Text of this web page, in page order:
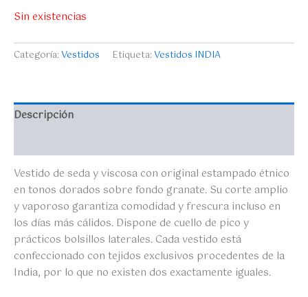
Sin existencias
Categoría:Vestidos Etiqueta:Vestidos INDIA
Descripción
Vestido de seda y viscosa con original estampado étnico
en tonos dorados sobre fondo granate. Su corte amplio
y vaporoso garantiza comodidad y frescura incluso en
los días más cálidos. Dispone de cuello de pico y
prácticos bolsillos laterales. Cada vestido está
confeccionado con tejidos exclusivos procedentes de la
India, por lo que no existen dos exactamente iguales.